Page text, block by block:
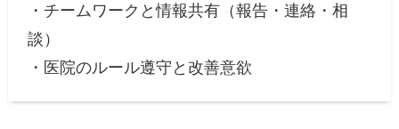
・チームワークと情報共有（報告・連絡・相
談）
・医院のルール遵守と改善意欲